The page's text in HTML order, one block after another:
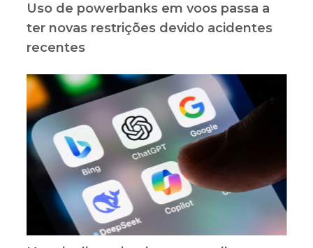
Uso de powerbanks em voos passa a
ter novas restrições devido acidentes
recentes